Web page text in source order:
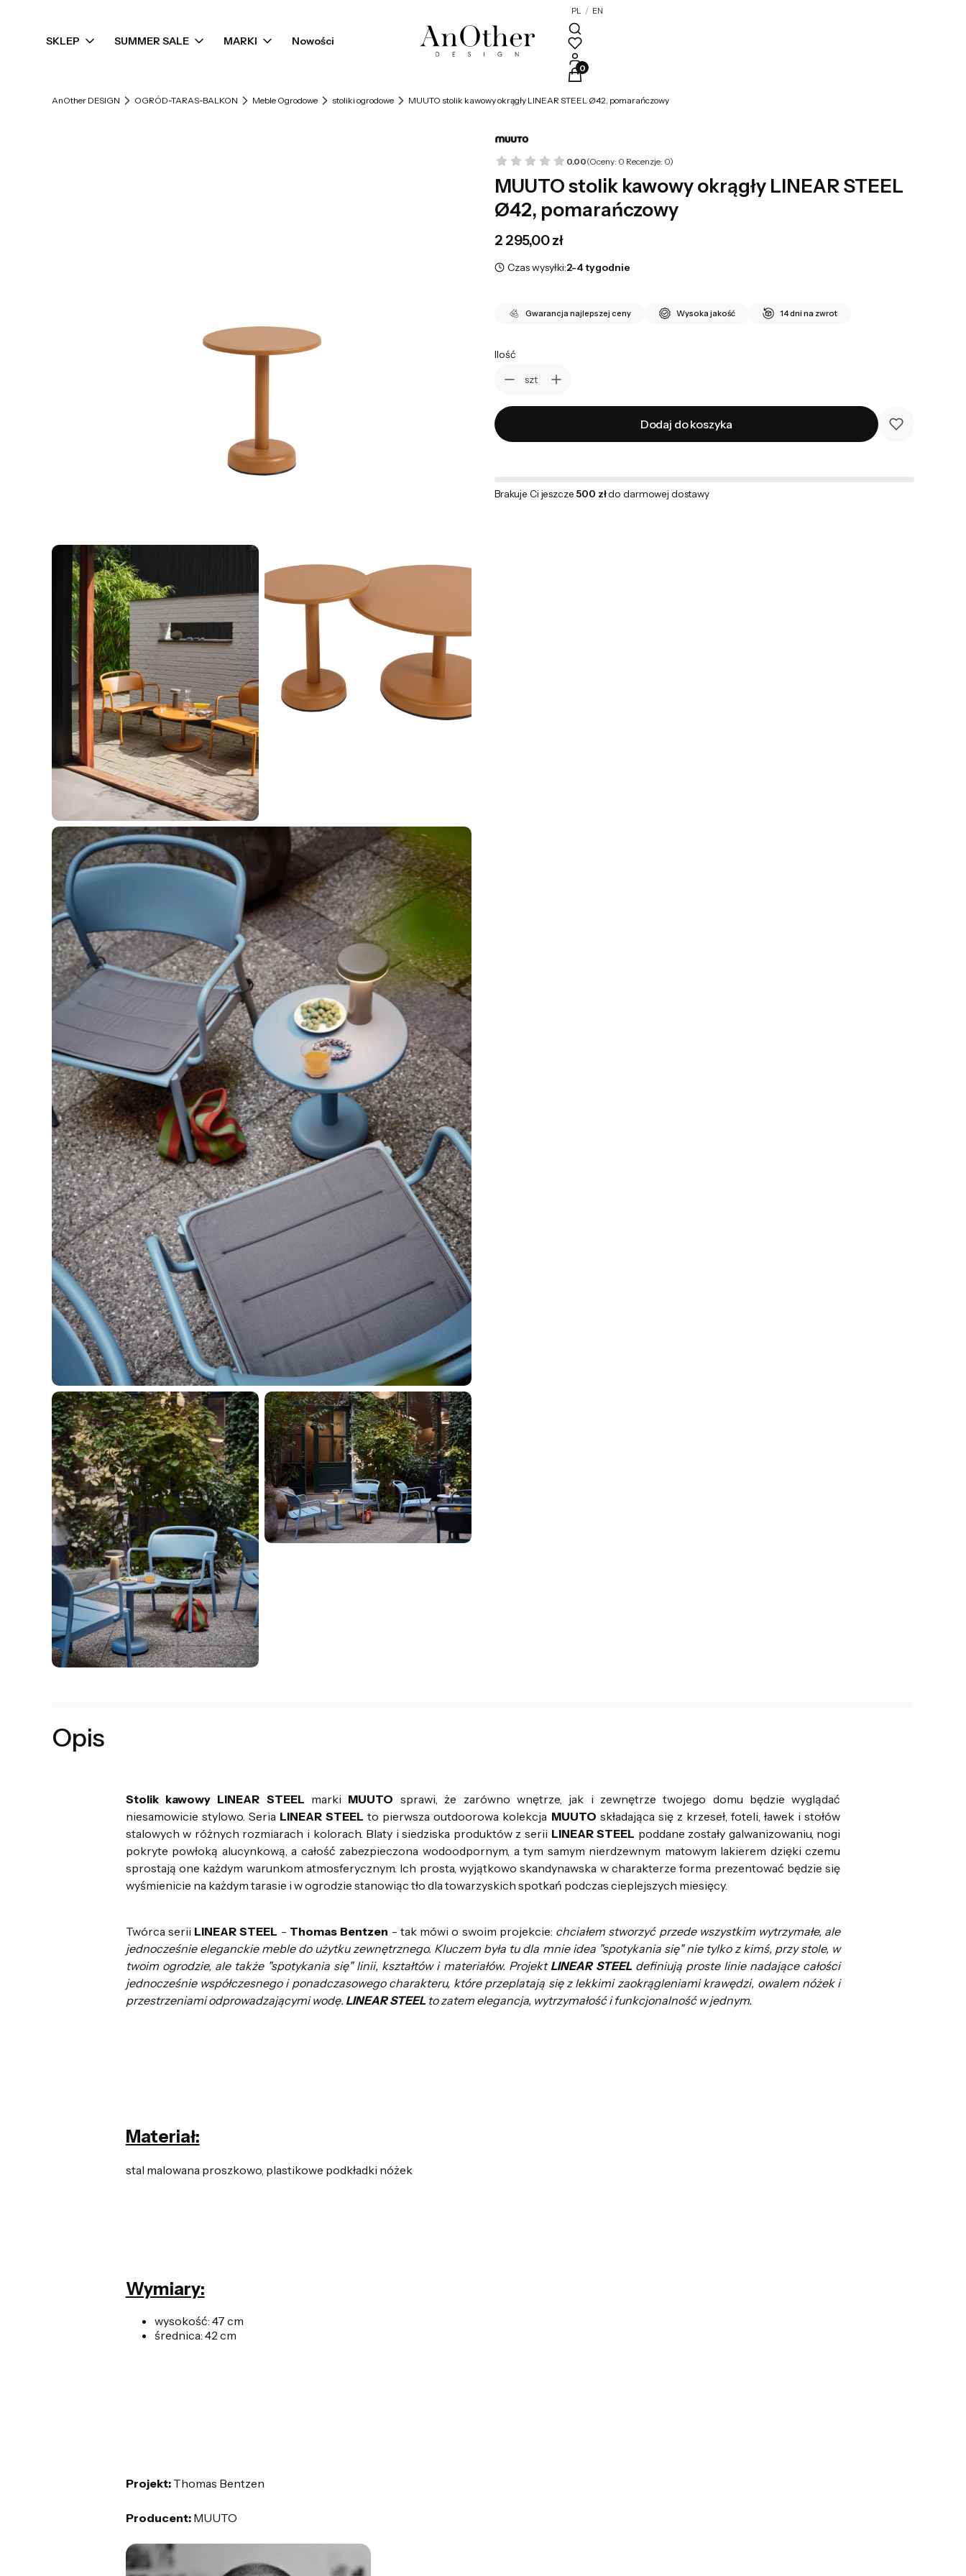
SKLEP SUMMER SALE MARKI Nowości
PL / EN
Produkty w koszyku: 0. Zobacz szczegóły
AnOther DESIGN OGRÓD-TARAS-BALKON Meble Ogrodowe stoliki ogrodowe MUUTO stolik kawowy okrągły LINEAR STEEL Ø42, pomarańczowy
0.00(Oceny: 0 Recenzje: 0)
MUUTO stolik kawowy okrągły LINEAR STEEL
Ø42, pomarańczowy
Cena
2 295,00 zł
Czas wysyłki:2-4 tygodnie
Gwarancja najlepszej ceny Wysoka jakość 14 dni na zwrot
Ilość
szt
Dodaj do koszyka
Brakuje Ci jeszcze 500 złdo darmowej dostawy
Opis
Stolik kawowy LINEAR STEEL marki MUUTO sprawi, że zarówno wnętrze, jak i zewnętrze twojego domu będzie wyglądać
niesamowicie stylowo. Seria LINEAR STEEL to pierwsza outdoorowa kolekcja MUUTO składająca się z krzeseł, foteli, ławek i stołów
stalowych w różnych rozmiarach i kolorach. Blaty i siedziska produktów z serii LINEAR STEEL poddane zostały galwanizowaniu, nogi
pokryte powłoką alucynkową, a całość zabezpieczona wodoodpornym, a tym samym nierdzewnym matowym lakierem dzięki czemu
sprostają one każdym warunkom atmosferycznym. Ich prosta, wyjątkowo skandynawska w charakterze forma prezentować będzie się
wyśmienicie na każdym tarasie i w ogrodzie stanowiąc tło dla towarzyskich spotkań podczas cieplejszych miesięcy.
Twórca serii LINEAR STEEL - Thomas Bentzen - tak mówi o swoim projekcie: chciałem stworzyć przede wszystkim wytrzymałe, ale
jednocześnie eleganckie meble do użytku zewnętrznego. Kluczem była tu dla mnie idea "spotykania się" nie tylko z kimś, przy stole, w
twoim ogrodzie, ale także "spotykania się" linii, kształtów i materiałów. Projekt LINEAR STEELdefiniują proste linie nadające całości
jednocześnie współczesnego i ponadczasowego charakteru, które przeplatają się z lekkimi zaokrągleniami krawędzi, owalem nóżek i
przestrzeniami odprowadzającymi wodę. LINEAR STEELto zatem elegancja, wytrzymałość i funkcjonalność w jednym.
Materiał:
stal malowana proszkowo, plastikowe podkładki nóżek
Wymiary:
wysokość: 47 cm
średnica: 42 cm
Projekt:Thomas Bentzen
Producent:MUUTO